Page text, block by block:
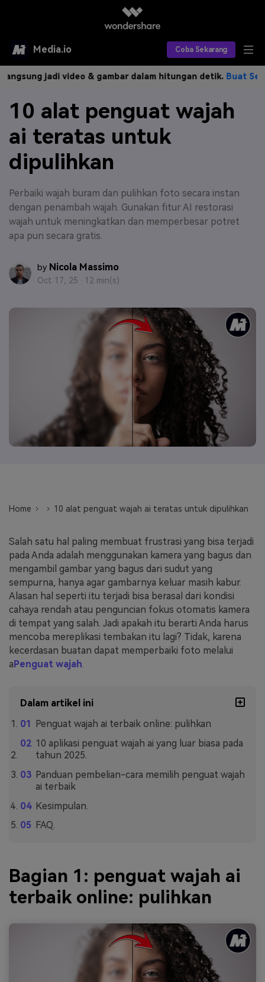
Media.io Coba Sekarang
Alat AI
AI Video
AI Gambar
AI Audio
Model AI yang Didukung
Produk AI
Asisten Video AI
Editor Video AI
Editor Gambar AI
Editor Audio AI
Find More Solutions >>
Efek AI
Efek Video
Efek Foto
Sumber Daya
Panduan Pengguna Apa yang Baru
Tips & Tutorial AI
Postingan Terbaru
Jelajahi Lebih Banyak >>
Harga
Veo3
Berkreasi dengan AI
jadi video & gambar dalam hitungan detik.Buat Sekarang>>
10 alat penguat wajah
ai teratas untuk
dipulihkan
Perbaiki wajah buram dan pulihkan foto secara instan
dengan penambah wajah. Gunakan fitur AI restorasi
wajah untuk meningkatkan dan memperbesar potret
apa pun secara gratis.
by Nicola Massimo
Oct 17, 25 · 12 min(s)
Home 10 alat penguat wajah ai teratas untuk dipulihkan
Salah satu hal paling membuat frustrasi yang bisa terjadi
pada Anda adalah menggunakan kamera yang bagus dan
mengambil gambar yang bagus dari sudut yang
sempurna, hanya agar gambarnya keluar masih kabur.
Alasan hal seperti itu terjadi bisa berasal dari kondisi
cahaya rendah atau penguncian fokus otomatis kamera
di tempat yang salah. Jadi apakah itu berarti Anda harus
mencoba mereplikasi tembakan itu lagi? Tidak, karena
kecerdasan buatan dapat memperbaiki foto melalui
a Penguat wajah.
Dalam artikel ini
Penguat wajah ai terbaik online: pulihkan
10 aplikasi penguat wajah ai yang luar biasa pada
tahun 2025.
Panduan pembelian-cara memilih penguat wajah
ai terbaik
Kesimpulan.
FAQ.
Bagian 1: penguat wajah ai
terbaik online: pulihkan